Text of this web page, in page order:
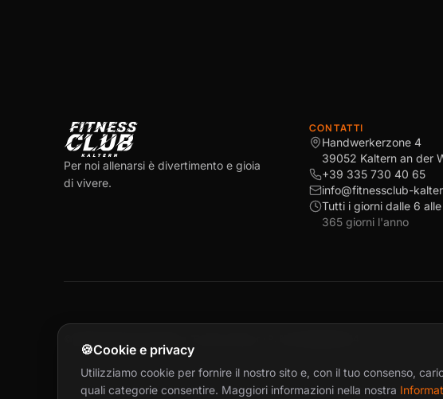
Per noi allenarsi è divertimento e gioia
di vivere.
CONTATTI
Handwerkerzone 4
39052 Kaltern an der
+39 335 730 40 65
info@fitnessclub-
Tutti i giorni dalle 6
365 giorni l'anno
🍪Cookie e privacy
Utilizziamo cookie per fornire il nostro sito e, con il tuo consenso,
quali categorie consentire. Maggiori informazioni nella nostra